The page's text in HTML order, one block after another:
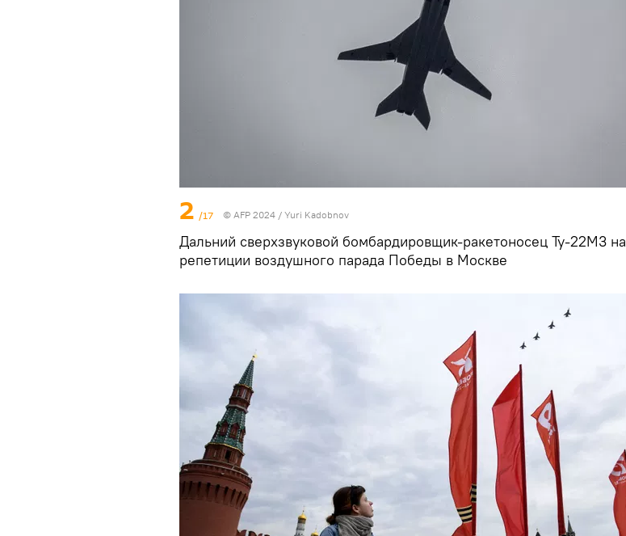
2 /17 © AFP 2024 / Yuri Kadobnov
Дальний сверхзвуковой бомбардировщик-ракетоносец Ту-22М3 на
репетиции воздушного парада Победы в Москве